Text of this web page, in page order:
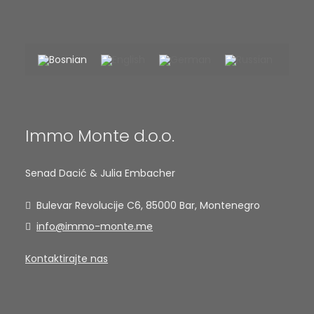
Immo Monte d.o.o.
Senad Dacić & Julia Embacher
Bulevar Revolucije C6, 85000 Bar, Montenegro
info@immo-monte.me
Kontaktirajte nas